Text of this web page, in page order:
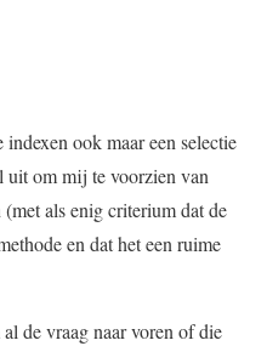
ook maar een selectie
om mij te voorzien van
als enig criterium dat de
en dat het een ruime
de vraag naar voren of die